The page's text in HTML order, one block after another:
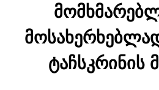
ტაჩსკრინის